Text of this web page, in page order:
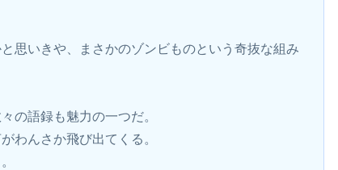
思いきや、まさかのゾンビものという奇抜な組み
の語録も魅力の一つだ。
わんさか飛び出てくる。